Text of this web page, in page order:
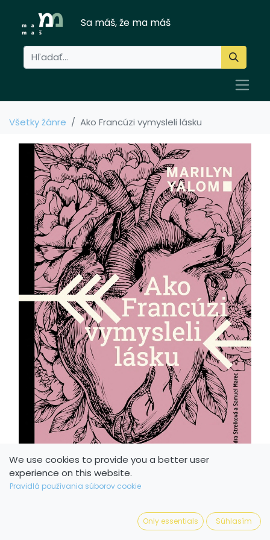
Sa máš, že ma máš
Všetky žánre Ako Francúzi vymysleli lásku
Ako Francúzi vymysleli
We use cookies to provide you a better user
experience on this website.
Pravidlá používania súborov cookie
Only essentials Súhlasím